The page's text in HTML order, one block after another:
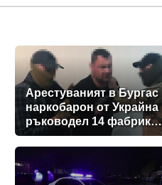
Арестуваният в Бургас
наркобарон от Украйна
ръководел 14 фабрики
за дрога в Европейския
съюз